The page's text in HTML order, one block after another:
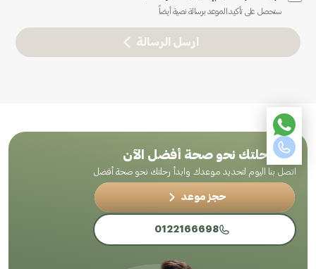
ستحصل على تأكيد الموعد برسالة نصية أيضاً
ارسل الرسالة
ابدأ رحلتك نحو صحة أفضل الآن
اتصل بنا اليوم لتحديد موعدك وابدأ رحلتك نحو صحة أفضل
حجز موعد
0122166698